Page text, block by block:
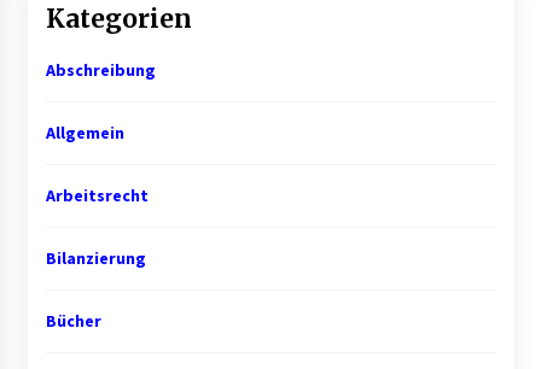
Kategorien
Abschreibung
Allgemein
Arbeitsrecht
Bilanzierung
Bücher